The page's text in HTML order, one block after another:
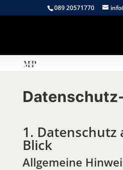
089 20571770
1. Datenschutz
Blick
Allgemeine